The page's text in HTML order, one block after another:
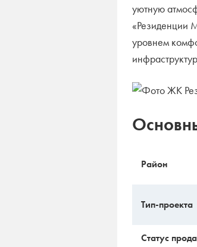
уютную
«Резиденции
уровнем
Район
Тип-проекта
Статус